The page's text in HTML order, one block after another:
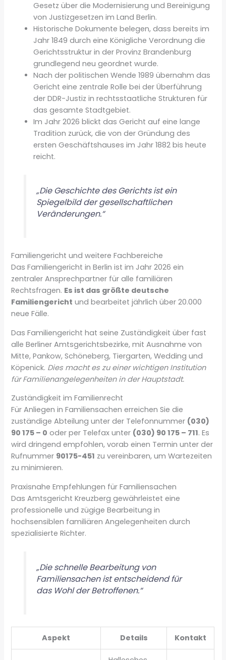
Gesetz über die Modernisierung und Bereinigung
von Justizgesetzen im Land Berlin.
Historische Dokumente belegen, dass bereits im
Jahr 1849 durch eine Königliche Verordnung die
Gerichtsstruktur in der Provinz Brandenburg
grundlegend neu geordnet wurde.
Nach der politischen Wende 1989 übernahm das
Gericht eine zentrale Rolle bei der Überführung
der DDR-Justiz in rechtsstaatliche Strukturen für
das gesamte Stadtgebiet.
Im Jahr 2026 blickt das Gericht auf eine lange
Tradition zurück, die von der Gründung des
ersten Geschäftshauses im Jahr 1882 bis heute
reicht.
„Die Geschichte des Gerichts ist ein
Spiegelbild der gesellschaftlichen
Veränderungen.“
Familiengericht und weitere Fachbereiche
Das Familiengericht in Berlin ist im Jahr 2026 ein
zentraler Ansprechpartner für alle familiären
Rechtsfragen. Es ist das größte deutsche
Familiengericht und bearbeitet jährlich über 20.000
neue Fälle.
Das Familiengericht hat seine Zuständigkeit über fast
alle Berliner Amtsgerichtsbezirke, mit Ausnahme von
Mitte, Pankow, Schöneberg, Tiergarten, Wedding und
Köpenick. Dies macht es zu einer wichtigen Institution
für Familienangelegenheiten in der Hauptstadt.
Zuständigkeit im Familienrecht
Für Anliegen in Familiensachen erreichen Sie die
zuständige Abteilung unter der Telefonnummer (030)
90 175 – 0 oder per Telefax unter (030) 90 175 – 711. Es
wird dringend empfohlen, vorab einen Termin unter der
Rufnummer 90175-451 zu vereinbaren, um Wartezeiten
zu minimieren.
Praxisnahe Empfehlungen für Familiensachen
Das Amtsgericht Kreuzberg gewährleistet eine
professionelle und zügige Bearbeitung in
hochsensiblen familiären Angelegenheiten durch
spezialisierte Richter.
„Die schnelle Bearbeitung von
Familiensachen ist entscheidend für
das Wohl der Betroffenen.“
Aspekt Details Kontakt